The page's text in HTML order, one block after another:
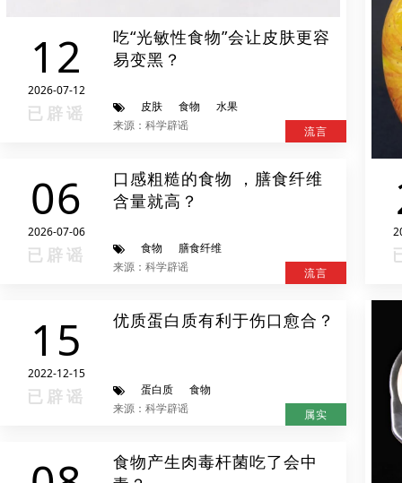
12
2026-07-12
已辟谣
吃“光敏性食物”会让皮肤更容
易变黑？
皮肤 食物
水果
来源：科学辟谣
流言
06
2026-07-06
已辟谣
口感粗糙的食物 ，膳食纤维
含量就高？
食物
膳食纤维
来源：科学辟谣
流言
15
2022-12-15
已辟谣
优质蛋白质有利于伤口愈合？
蛋白质
食物
来源：科学辟谣
属实
食物产生肉毒杆菌吃了会中